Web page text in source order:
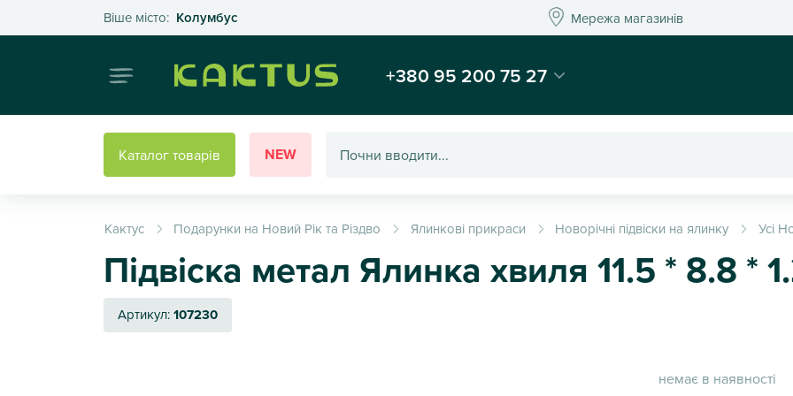
Віше місто: КолумбусОберіть своє місто Мережа магазинівМережа магазинів
Інтернет-магазин подарунків та декору - Kaktus
+380 95 200 75 27
Каталог товарів NEW
Кактус Подарунки на Новий Рік та Різдво Ялинкові прикраси Новорічні підвіски на ялинку Усі
Підвіска метал Ялинка хвиля 11.5 * 8.8 *
Артикул:107230
немає в наявності